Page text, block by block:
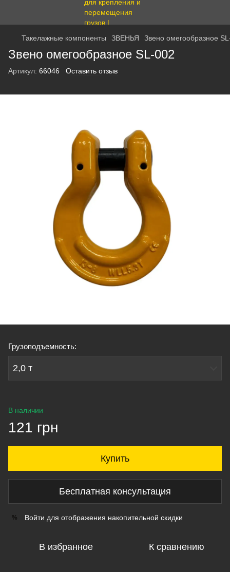
Такелажные компоненты ЗВЕНЬЯ Звено омегообразное
Звено омегообразное SL-002
Артикул: 66046 Оставить отзыв
Грузоподъемность:
2,0 т
В наличии
121 грн
Купить
Бесплатная консультация
% Войти для отображения накопительной скидки
В избранное К сравнению